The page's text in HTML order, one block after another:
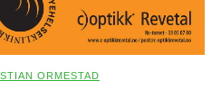
STIAN ORMESTAD